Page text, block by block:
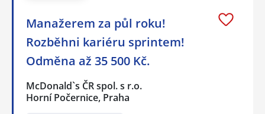
Manažerem za půl roku!
Rozběhni kariéru sprintem!
Odměna až 35 500 Kč.
McDonald`s ČR spol. s r.o.
Horní Počernice, Praha